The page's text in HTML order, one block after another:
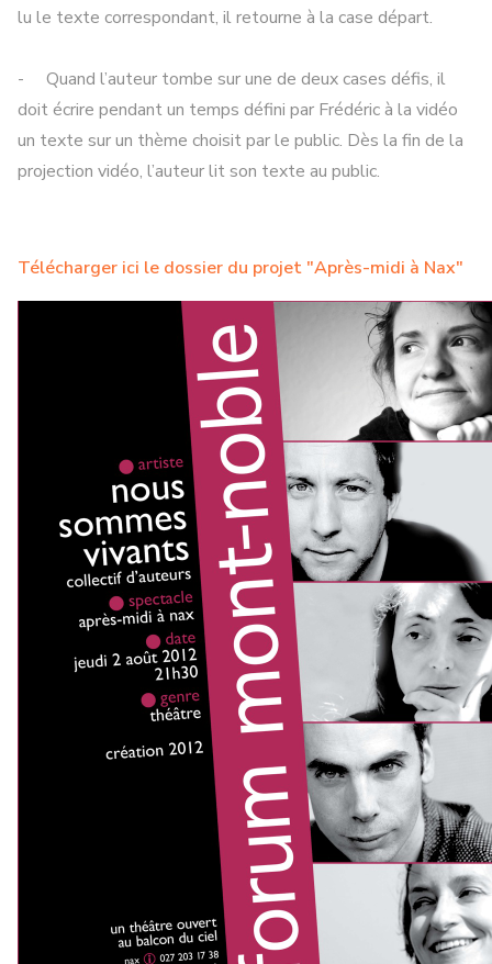
lu le texte correspondant, il retourne à la case départ.
- Quand l’auteur tombe sur une de deux cases défis, il
doit écrire pendant un temps défini par Frédéric à la vidéo
un texte sur un thème choisit par le public. Dès la fin de la
projection vidéo, l’auteur lit son texte au public.
Télécharger ici le dossier du projet "Après-midi à Nax"